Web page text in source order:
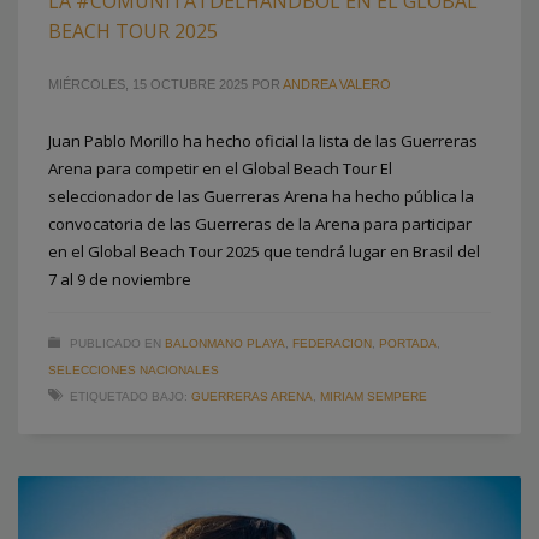
BEACH TOUR 2025
MIÉRCOLES, 15 OCTUBRE 2025 POR ANDREA VALERO
Juan Pablo Morillo ha hecho oficial la lista de las Guerreras
Arena para competir en el Global Beach Tour El
seleccionador de las Guerreras Arena ha hecho pública la
convocatoria de las Guerreras de la Arena para participar
en el Global Beach Tour 2025 que tendrá lugar en Brasil del
7 al 9 de noviembre
PUBLICADO EN BALONMANO PLAYA FEDERACION PORTADA
SELECCIONES NACIONALES
ETIQUETADO BAJO: GUERRERAS ARENA MIRIAM SEMPERE